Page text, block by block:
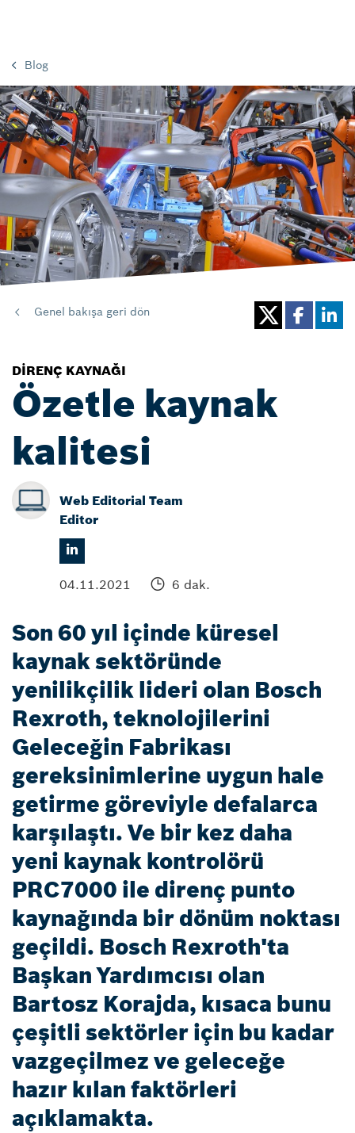
Blog
Genel bakışa geri dön
DIRENÇ KAYNAĞI
Özetle kaynak
kalitesi
Web Editorial Team
Editor
04.11.2021 6 dak.
Son 60 yıl içinde küresel
kaynak sektöründe
yenilikçilik lideri olan Bosch
Rexroth, teknolojilerini
Geleceğin Fabrikası
gereksinimlerine uygun hale
getirme göreviyle defalarca
karşılaştı. Ve bir kez daha
yeni kaynak kontrolörü
PRC7000 ile direnç punto
kaynağında bir dönüm noktası
geçildi. Bosch Rexroth'ta
Başkan Yardımcısı olan
Bartosz Korajda, kısaca bunu
çeşitli sektörler için bu kadar
vazgeçilmez ve geleceğe
hazır kılan faktörleri
açıklamakta.